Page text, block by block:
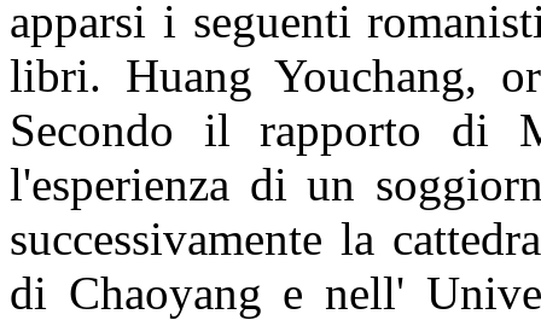
apparsi i seguenti
libri. Huang Youchang,
Secondo il rapporto di
l'esperienza di un
successivamente la
di Chaoyang e nell'